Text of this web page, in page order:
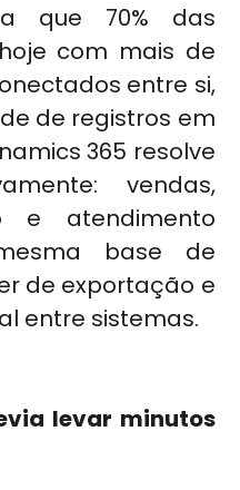
que 70% das
com mais de
entre si,
de registros em
365 resolve
vendas,
e atendimento
base de
de exportação e
entre sistemas.
levar minutos